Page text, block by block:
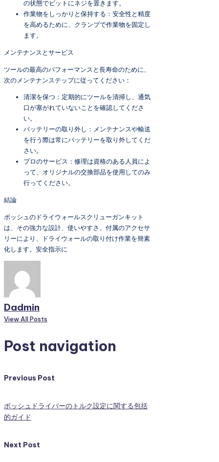
の状態でビットにネジを置きます。
作業物をしっかりと保持する：安全性と精度
を高めるために、クランプで作業物を固定し
ます。
メンテナンスとサービス
ツールの最高のパフォーマンスと長寿命のために、
次のメンテナンステップに従ってください：
清潔を保つ：定期的にツールを清掃し、通気
口が塞がれていないことを確認してくださ
い。
バッテリーの取り外し：メンテナンスや輸送
を行う際は常にバッテリーを取り外してくだ
さい。
プロのサービス：修理は資格のある人員によ
って、オリジナルの交換部品を使用してのみ
行ってください。
結論
ボッシュのドライウォールスクリューガンキット
は、その強力な設計、使いやすさ、付属のアクセサ
リーにより、ドライウォールの取り付け作業を簡素
化します。安全指示に
Dadmin
View All Posts
Post navigation
Previous Post
ボッシュドライバーのトルク設定に関する包括
的ガイド
Next Post